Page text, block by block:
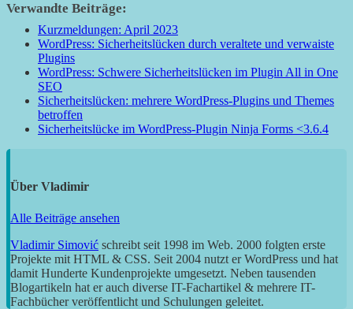
Verwandte Beiträge:
Kurzmeldungen: April 2023
WordPress: Sicherheitslücken durch veraltete und verwaiste
Plugins
WordPress: Schwere Sicherheitslücken im Plugin All in One
SEO
Sicherheitslücken: mehrere WordPress-Plugins und Themes
betroffen
Sicherheitslücke im WordPress-Plugin Ninja Forms <3.6.4
Über Vladimir
Alle Beiträge ansehen
Vladimir Simović schreibt seit 1998 im Web. 2000 folgten erste
Projekte mit HTML & CSS. Seit 2004 nutzt er WordPress und hat
damit Hunderte Kundenprojekte umgesetzt. Neben tausenden
Blogartikeln hat er auch diverse IT-Fachartikel & mehrere IT-
Fachbücher veröffentlicht und Schulungen geleitet.